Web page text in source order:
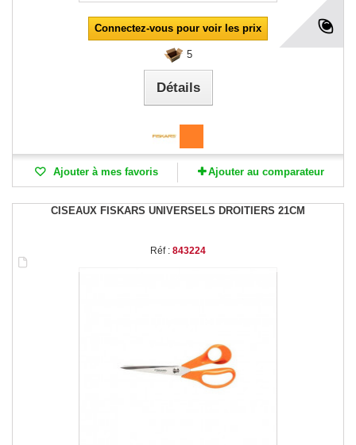
Connectez-vous pour voir les prix
5
Détails
Ajouter à mes favoris Ajouter au comparateur
CISEAUX FISKARS UNIVERSELS DROITIERS 21CM
Réf : 843224